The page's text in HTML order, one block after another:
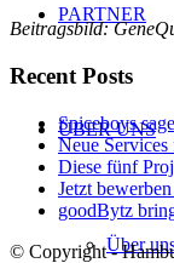
PARTNER
ÜBER UNS
Über
Beitragsbild:
Recent Posts
Spiceboys
Neue
Diese fünf
Jetzt
goodBytz
© Copyright -